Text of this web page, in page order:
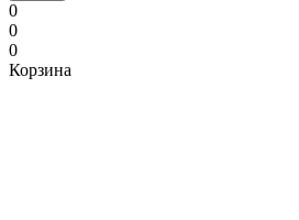
0
0
0
Корзина